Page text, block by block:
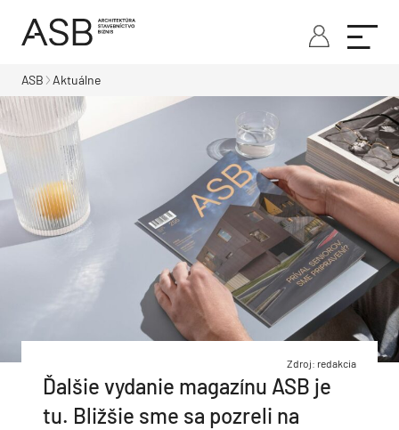
ASB Aktuálne
Zdroj: redakcia
Ďalšie vydanie magazínu ASB je
tu. Bližšie sme sa pozreli na